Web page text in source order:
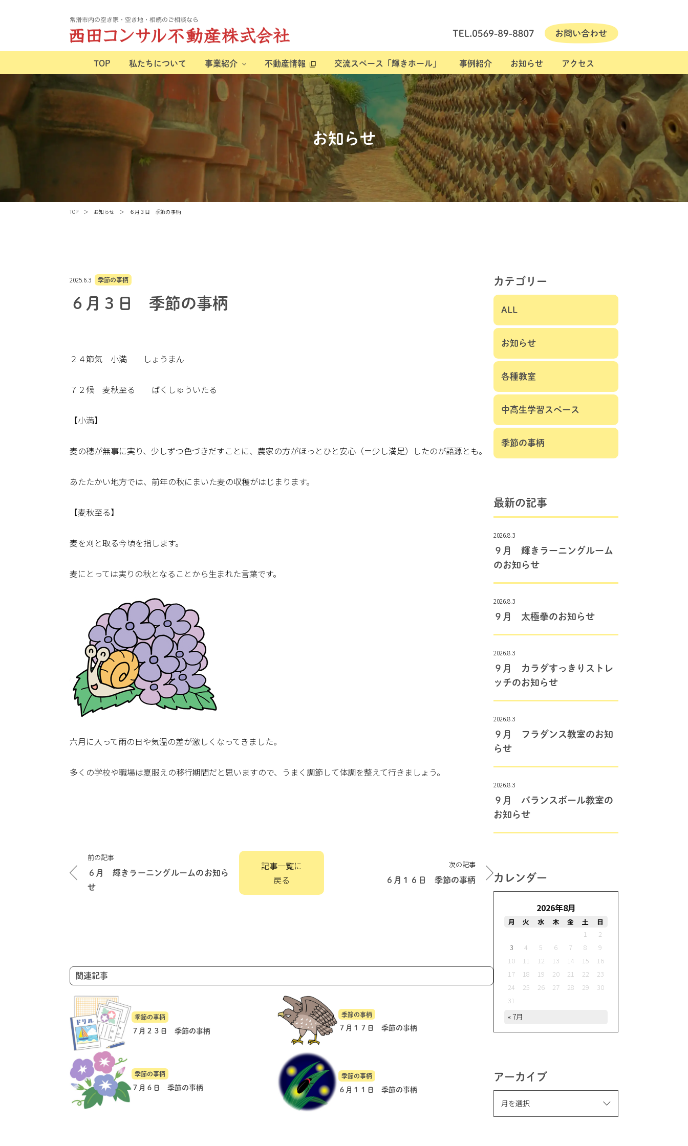
TOP 私たちについて 事業紹介 不動産情報 交流スペース「輝きホール」 事例紹介 お知らせ アクセス
お知らせ
TOP お知らせ ６月３日 季節の事柄
2025.6.3 季節の事柄
６月３日 季節の事柄
２４節気 小満 しょうまん
７２候 麦秋至る ばくしゅういたる
【小満】
麦の穂が無事に実り、少しずつ色づきだすことに、農家の方がほっとひと安心（＝少し満足）したのが語源とも。
あたたかい地方では、前年の秋にまいた麦の収穫がはじまります。
【麦秋至る】
麦を刈と取る今頃を指します。
麦にとっては実りの秋となることから生まれた言葉です。
六月に入って雨の日や気温の差が激しくなってきました。
多くの学校や職場は夏服えの移行期間だと思いますので、うまく調節して体調を整えて行きましょう。
稿
ナ
前の記事
６月 輝きラーニングルームのお知ら
せ
記事一覧に
戻る
次の記事
６月１６日 季節の事柄
関連記事
季節の事柄
７月２３日 季節の事柄
季節の事柄
７月１７日 季節の事柄
季節の事柄
７月６日 季節の事柄
季節の事柄
６月１１日 季節の事柄
カテゴリー
ALL
お知らせ
各種教室
中高生学習スペース
季節の事柄
最新の記事
2026.8.3
９月 輝きラーニングルーム
のお知らせ
2026.8.3
９月 太極拳のお知らせ
2026.8.3
９月 カラダすっきりストレ
ッチのお知らせ
2026.8.3
９月 フラダンス教室のお知
らせ
2026.8.3
９月 バランスボール教室の
お知らせ
カレンダー
2026年8月
月 火 水 木 金 土
日
1
2
3
4 5 6 7 8
9
10
11 12 13 14 15
16
17
18 19 20 21 22
23
24
25 26 27 28 29
30
31
« 7月
アーカイブ